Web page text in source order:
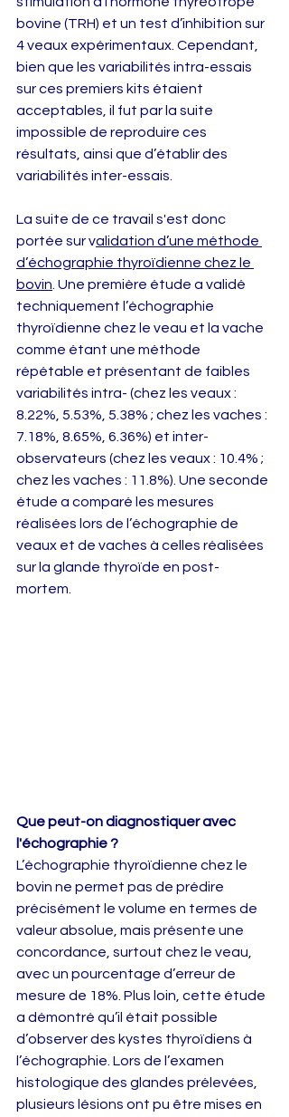
bovine (TRH) et un test d’inhibition sur
4 veaux expérimentaux. Cependant,
bien que les variabilités intra-essais
sur ces premiers kits étaient
acceptables, il fut par la suite
impossible de reproduire ces
résultats, ainsi que d’établir des
variabilités inter-essais.
La suite de ce travail s'est donc
portée sur validation d’une méthode
d’échographie thyroïdienne chez le
bovin . Une première étude a validé
techniquement l’échographie
thyroïdienne chez le veau et la vache
comme étant une méthode
répétable et présentant de faibles
variabilités intra- (chez les veaux :
8.22%, 5.53%, 5.38% ; chez les vaches :
7.18%, 8.65%, 6.36%) et inter-
observateurs (chez les veaux : 10.4% ;
chez les vaches : 11.8%). Une seconde
étude a comparé les mesures
réalisées lors de l’échographie de
veaux et de vaches à celles réalisées
sur la glande thyroïde en post-
mortem.
Que peut-on diagnostiquer avec
l'échographie ?
L’échographie thyroïdienne chez le
bovin ne permet pas de prédire
précisément le volume en termes de
valeur absolue, mais présente une
concordance, surtout chez le veau,
avec un pourcentage d’erreur de
mesure de 18%. Plus loin, cette étude
a démontré qu’il était possible
d’observer des kystes thyroïdiens à
l’échographie. Lors de l’examen
histologique des glandes prélevées,
plusieurs lésions ont pu être mises en